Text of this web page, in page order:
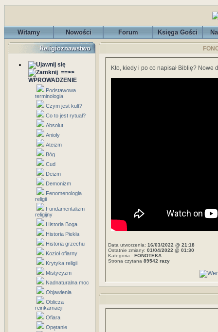
Witamy Nowości Forum Księga Gości
Religioznawstwo
==>>
WPROWADZENIE
Podstawowa
terminologia
Czym jest kult?
Co to jest rytuał?
Absolut
Anioły
Ateizm
Bóg
Cud
Deizm
Demonizm
Fenomenologia
religii
Fundamentalizm
religijny
Historia Boga
Historia Piekła
Historia grzechu
Kozioł ofiarny
Krytyka religii
Mistycyzm
Nadnaturalna moc
Objawienia
Oblicza
reinkarnacji
Ofiara
Opętanie
Kto, kiedy i po co napisał Biblię? Nowe
Data utworzenia: 16/03/2022 @ 21:18
Ostatnie zmiany: 01/04/2022 @ 01:30
Kategoria : FONOTEKA
Strona czytana 89542 razy